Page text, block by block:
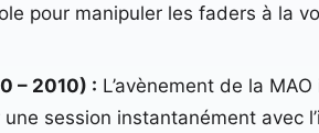
pour manipuler les faders à la
– 2010) : L’avènement de la
session instantanément avec